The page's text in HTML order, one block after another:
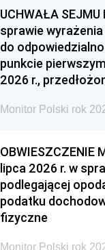
UCHWAŁA
sprawie
do
punkcie
2026 r.,
Monitor Polski rok
OBWIESZCZENIE
lipca 2026 r. w
podlegającej
podatku
fizyczne
Monitor Polski rok